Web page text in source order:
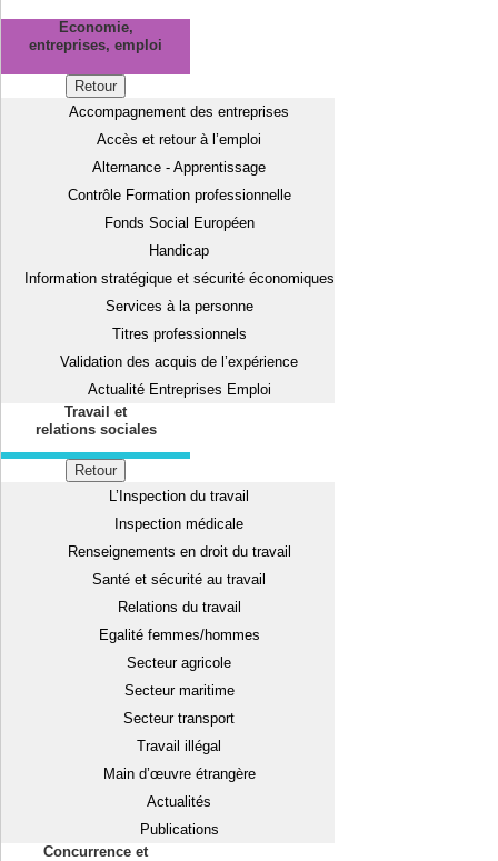
Economie,
entreprises, emploi
Retour
Accompagnement des entreprises
Accès et retour à l’emploi
Alternance - Apprentissage
Contrôle Formation professionnelle
Fonds Social Européen
Handicap
Information stratégique et sécurité économiques
Services à la personne
Titres professionnels
Validation des acquis de l’expérience
Actualité Entreprises Emploi
Travail et
relations sociales
Retour
L’Inspection du travail
Inspection médicale
Renseignements en droit du travail
Santé et sécurité au travail
Relations du travail
Egalité femmes/hommes
Secteur agricole
Secteur maritime
Secteur transport
Travail illégal
Main d’œuvre étrangère
Actualités
Publications
Concurrence et